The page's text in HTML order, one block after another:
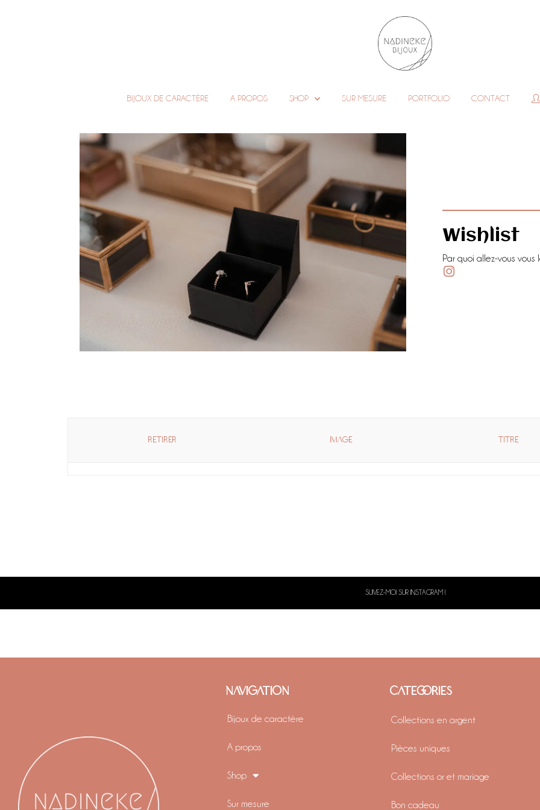
BIJOUX DE CARACTÈRE A PROPOS SHOP SUR MESURE PORTFOLIO CONTACT
Wishlist
Par quoi allez-vous vous
RETIRER IMAGE TITRE
SUIVEZ-MOI SUR INSTAGRAM !
NAVIGATION
Bijoux de caractère
A propos
Shop
Sur mesure
CATEGORIES
Collections en argent
Pièces uniques
Collections or et mariage
Bon cadeau